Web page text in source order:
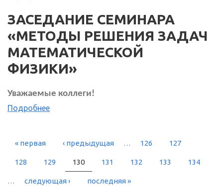
ЗАСЕДАНИЕ СЕМИНАРА
«МЕТОДЫ РЕШЕНИЯ ЗАДАЧ
МАТЕМАТИЧЕСКОЙ
ФИЗИКИ»
Уважаемые коллеги!
Подробнее
СТРАНИЦЫ
« первая ‹ предыдущая … 126 127
128 129 130 131 132 133 134
… следующая › последняя »